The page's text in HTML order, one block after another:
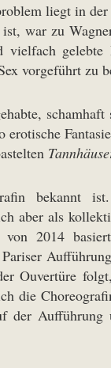
liegt in der
ist, war zu
vorgeführt zu
bekannt
aber als
von 2014
Ouvertüre
die
Aufführung